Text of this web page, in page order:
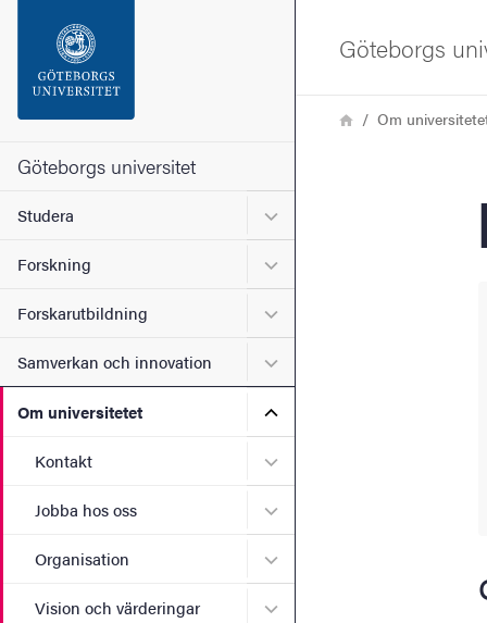
Sidfoten
Om webbplatsen
Göteborgs universitet
Studera Undermeny för Studera
Forskning Undermeny för Forskning
Forskarutbildning Undermeny för
Samverkan och innovation Undermeny för Samverkan
Om universitetet Undermeny för Om
Kontakt Undermeny för Kontakt
Jobba hos oss Undermeny för Jobba hos
Organisation Undermeny för Organisation
Vision och värderingar Undermeny för Vision och
Göteborgs
LänkstigHemOm